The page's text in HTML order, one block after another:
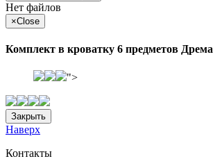
Нет файлов
×Close
Комплект в кроватку 6 предметов Дрема
">
Закрыть
Наверх
Контакты